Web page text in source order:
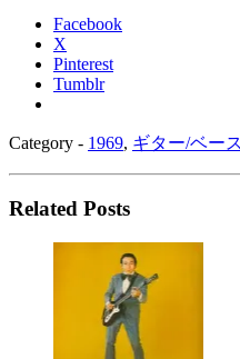
Facebook
X
Pinterest
Tumblr
Category - 1969, ギター/ベー
Related Posts